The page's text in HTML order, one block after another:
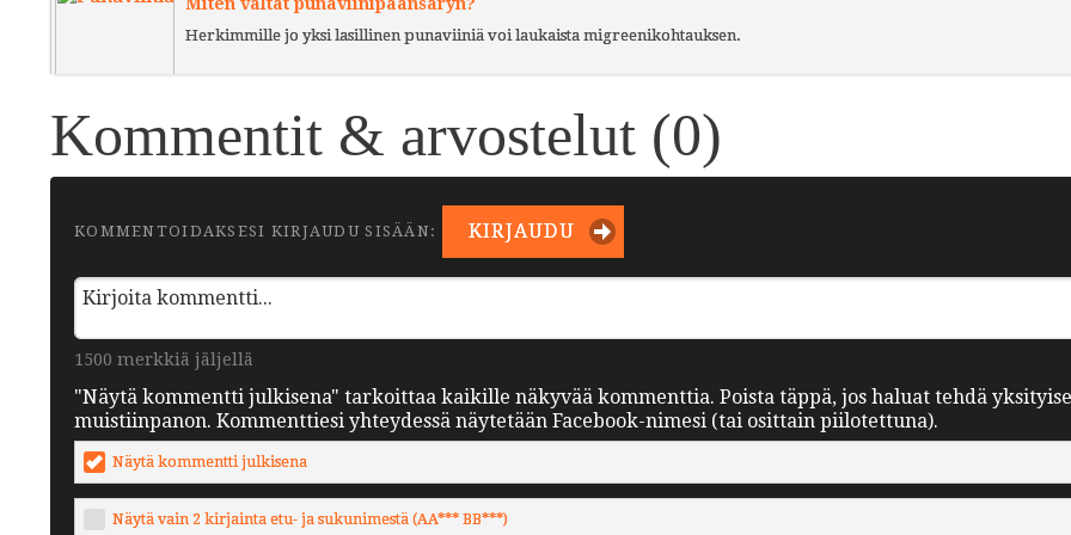
Herkimmille jo yksi lasillinen punaviiniä voi laukaista migreenikohtauksen.
Kommentit & arvostelut (0)
KOMMENTOIDAKSESI KIRJAUDU SISÄÄN: KIRJAUDU
1500 merkkiä jäljellä
"Näytä kommentti julkisena" tarkoittaa kaikille näkyvää kommenttia. Poista täppä, jos haluat tehdä
muistiinpanon. Kommenttiesi yhteydessä näytetään Facebook-nimesi (tai osittain piilotettuna).
Näytä kommentti julkisena
Näytä vain 2 kirjainta etu- ja sukunimestä (AA*** BB***)